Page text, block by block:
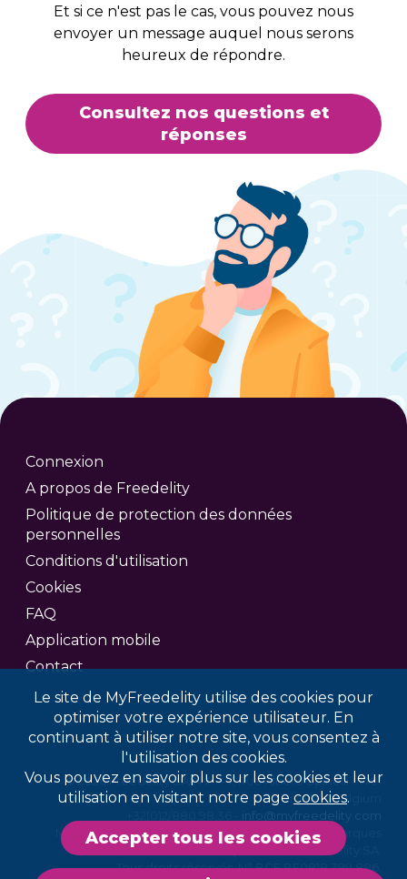
Le site de MyFreedelity utilise des cookies pour
optimiser votre expérience utilisateur. En
continuant à utiliser notre site, vous consentez à
l'utilisation des cookies.
Vous pouvez en savoir plus sur les cookies et leur
utilisation en visitant notre page cookies.
Accepter tous les cookies
Et si ce n'est pas le cas, vous pouvez nous
envoyer un message auquel nous serons
heureux de répondre.
Consultez nos questions et
réponses
Connexion
A propos de Freedelity
Politique de protection des données
personnelles
Conditions d'utilisation
Cookies
FAQ
Application mobile
Contact
© 2026 Freedelity SA/NV — 7, Rue Altiero Spinelli - 1401
Nivelles, Belgium
info@myfreedelity.com
MyFreedelity et le logo MyFreedelity sont des marques
déposées de Freedelity SA.
Tous droits réservés. N° BCE BE0818.399.886.